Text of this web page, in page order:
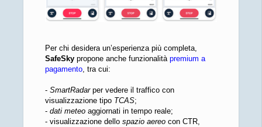
Per chi desidera un’esperienza più completa,
SafeSkypropone anche funzionalità premium a
pagamento, tra cui:
- SmartRadarper vedere il traffico con
visualizzazione tipo TCAS;
- dati meteoaggiornati in tempo reale;
- visualizzazione dello spazio aereocon CTR,